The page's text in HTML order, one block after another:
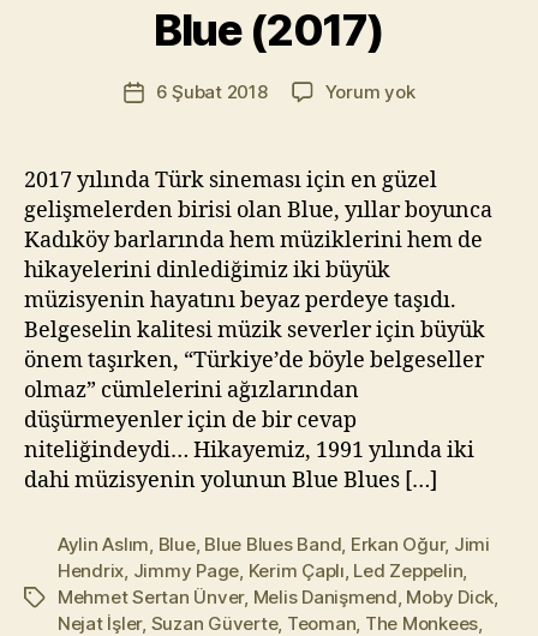
Blue (2017)
Yazının
yazarı
M
u
kı
l
m
a
z
Yazı6 Şubat 2018 Yorum yokBlue
2017 yılında Türk sineması için en güzel
gelişmelerden birisi olan Blue, yıllar boyunca
Kadıköy barlarında hem müziklerini hem de
hikayelerini dinlediğimiz iki büyük
müzisyenin hayatını beyaz perdeye taşıdı.
Belgeselin kalitesi müzik severler için büyük
önem taşırken, “Türkiye’de böyle belgeseller
olmaz” cümlelerini ağızlarından
düşürmeyenler için de bir cevap
niteliğindeydi… Hikayemiz, 1991 yılında iki
dahi müzisyenin yolunun Blue Blues […]
Etiketler
Aylin Aslım Blue, Blue Blues Band Erkan Oğur, Jimi
Hendrix Jimmy Page Kerim Çaplı Led Zeppelin
Mehmet Sertan Ünver, Melis Danişmend Moby Dick
Nejat İşler, Suzan Güverte, Teoman The Monkees